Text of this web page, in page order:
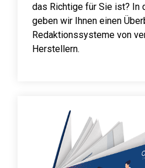
das Richtige für Sie ist? In
geben wir Ihnen einen
Redaktionssysteme von
Herstellern.